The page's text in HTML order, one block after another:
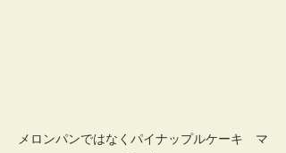
メロンパンではなくパイナップルケーキ　マ